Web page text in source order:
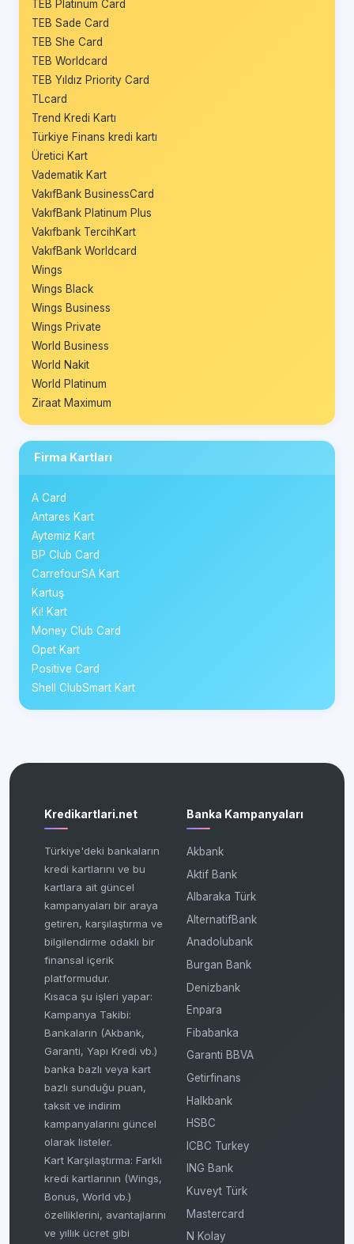
TEB Platinum Card
TEB Sade Card
TEB She Card
TEB Worldcard
TEB Yıldız Priority Card
TLcard
Trend Kredi Kartı
Türkiye Finans kredi kartı
Üretici Kart
Vadematik Kart
VakıfBank BusinessCard
VakıfBank Platinum Plus
Vakıfbank TercihKart
VakıfBank Worldcard
Wings
Wings Black
Wings Business
Wings Private
World Business
World Nakit
World Platinum
Ziraat Maximum
Firma Kartları
A Card
Antares Kart
Aytemiz Kart
BP Club Card
CarrefourSA Kart
Kartuş
Ki! Kart
Money Club Card
Opet Kart
Positive Card
Shell ClubSmart Kart
Kredikartlari.net
Türkiye'deki bankaların
kredi kartlarını ve bu
kartlara ait güncel
kampanyaları bir araya
getiren, karşılaştırma ve
bilgilendirme odaklı bir
finansal içerik
platformudur.
Kısaca şu işleri yapar:
Kampanya Takibi:
Bankaların (Akbank,
Garanti, Yapı Kredi vb.)
banka bazlı veya kart
bazlı sunduğu puan,
taksit ve indirim
kampanyalarını güncel
olarak listeler.
Kart Karşılaştırma: Farklı
kredi kartlarının (Wings,
Bonus, World vb.)
özelliklerini, avantajlarını
ve yıllık ücret gibi
Banka Kampanyaları
Akbank
Aktif Bank
Albaraka Türk
AlternatifBank
Anadolubank
Burgan Bank
Denizbank
Enpara
Fibabanka
Garanti BBVA
Getirfinans
Halkbank
HSBC
ICBC Turkey
ING Bank
Kuveyt Türk
Mastercard
N Kolay